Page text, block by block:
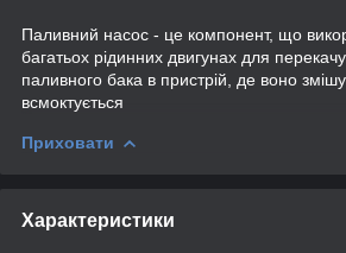
Паливний насос - це компонент, що
багатьох рідинних двигунах для
паливного бака в пристрій, де воно
всмоктується
Приховати
Характеристики